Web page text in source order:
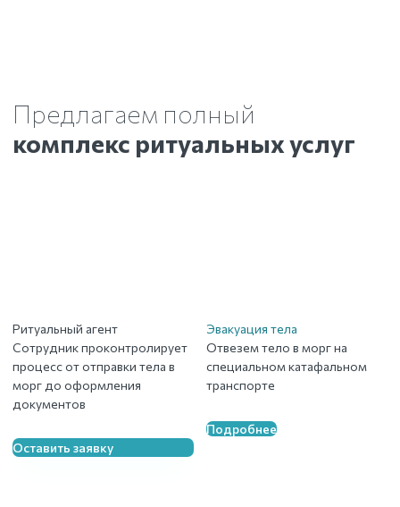
Предлагаем полный
комплекс ритуальных услуг
Ритуальный агент
Сотрудник проконтролирует
процесс от отправки тела в
морг до оформления
документов
Оставить заявку
Эвакуация тела
Отвезем тело в морг на
специальном катафальном
транспорте
Подробнее